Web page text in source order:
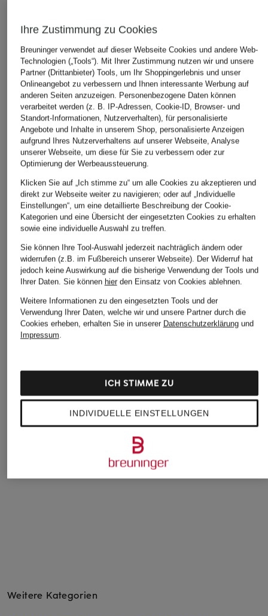
+Aktionsrabatt
Blazer mit Leinen
ab 448 €
Betty Barclay
Jacke mit 3/4-Arm
89,99 €
J.LINDEBERG
475 €
Weitere Kategorien
Ihre Zustimmung zu Cookies
Breuninger verwendet auf dieser Webseite Cookies und andere Web-
Technologien („Tools“). Mit Ihrer Zustimmung nutzen wir und unsere
Partner (Drittanbieter) Tools, um Ihr Shoppingerlebnis und unser
Onlineangebot zu verbessern und Ihnen interessante Werbung auf
anderen Seiten anzuzeigen. Personenbezogene Daten können
verarbeitet werden (z. B. IP-Adressen, Cookie-ID, Browser- und
Standort-Informationen, Nutzerverhalten), für personalisierte
Angebote und Inhalte in unserem Shop, personalisierte Anzeigen
aufgrund Ihres Nutzerverhaltens auf unserer Webseite, Analyse
unserer Webseite, um diese für Sie zu verbessern oder zur
Optimierung der Werbeaussteuerung.
Klicken Sie auf „Ich stimme zu“ um alle Cookies zu akzeptieren und
direkt zur Webseite weiter zu navigieren; oder auf „Individuelle
Einstellungen“, um eine detaillierte Beschreibung der Cookie-
Kategorien und eine Übersicht der eingesetzten Cookies zu erhalten
sowie eine individuelle Auswahl zu treffen.
Sie können Ihre Tool-Auswahl jederzeit nachträglich ändern oder
widerrufen (z.B. im Fußbereich unserer Webseite). Der Widerruf hat
jedoch keine Auswirkung auf die bisherige Verwendung der Tools und
Ihrer Daten. Sie können hierden Einsatz von Cookies ablehnen.
Weitere Informationen zu den eingesetzten Tools und der
Verwendung Ihrer Daten, welche wir und unsere Partner durch die
Cookies erheben, erhalten Sie in unserer Datenschutzerklärungund
Impressum.
INDIVIDUELLE EINSTELLUNGEN
ICH STIMME ZU